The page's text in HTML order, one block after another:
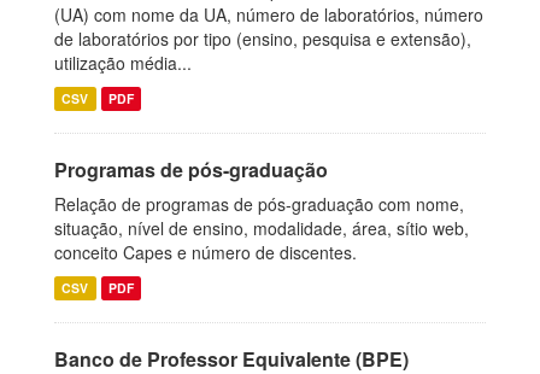
(UA) com nome da UA, número de laboratórios, número
de laboratórios por tipo (ensino, pesquisa e extensão),
utilização média...
CSV PDF
Programas de pós-graduação
Relação de programas de pós-graduação com nome,
situação, nível de ensino, modalidade, área, sítio web,
conceito Capes e número de discentes.
CSV PDF
Banco de Professor Equivalente (BPE)